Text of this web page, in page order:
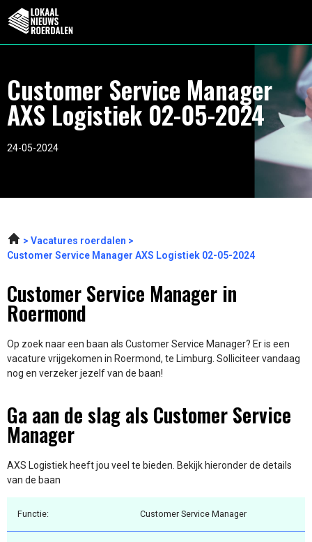
Customer Service Manager
AXS Logistiek 02-05-2024
24-05-2024
Vacatures roerdalen
Customer Service Manager AXS Logistiek 02-05-2024
Customer Service Manager in
Roermond
Op zoek naar een baan als Customer Service Manager? Er is een
vacature vrijgekomen in Roermond, te Limburg. Solliciteer vandaag
nog en verzeker jezelf van de baan!
Ga aan de slag als Customer Service
Manager
AXS Logistiek heeft jou veel te bieden. Bekijk hieronder de details
van de baan
Functie: Customer Service Manager